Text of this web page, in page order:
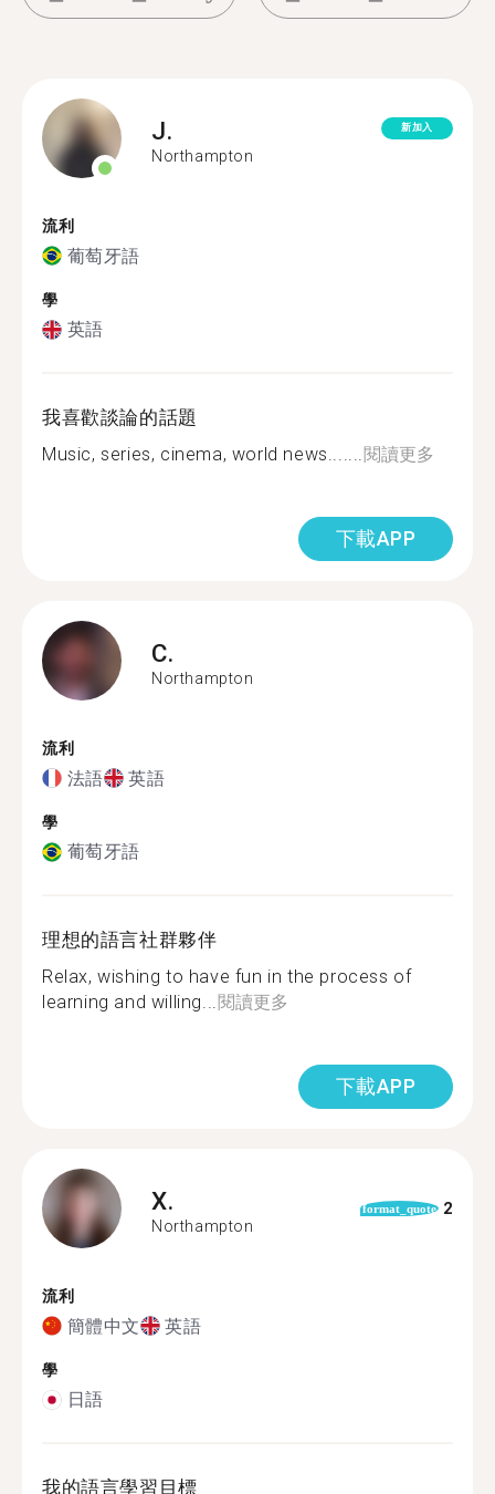
J.
Northampton
新加入
流利
葡萄牙語
學
英語
我喜歡談論的話題
Music, series, cinema, world news.......閱讀更多
下載APP
C.
Northampton
流利
法語 英語
學
葡萄牙語
理想的語言社群夥伴
Relax, wishing to have fun in the process of
learning and willing...閱讀更多
下載APP
X.
Northampton
format_quote 2
流利
簡體中文 英語
學
日語
我的語言學習目標